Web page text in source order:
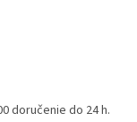
doručenie do 24 h.